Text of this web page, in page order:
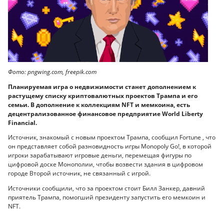
Фото: pngwing.com, freepik.com
Планируемая игра о недвижимости станет дополнением к
растущему списку криптовалютных проектов Трампа и его
семьи. В дополнение к коллекциям NFT и мемкоина, есть
децентрализованное финансовое предприятие World Liberty
Financial.
Источник, знакомый с новым проектом Трампа, сообщил Fortune , что
он представляет собой разновидность игры Monopoly Go!, в которой
игроки зарабатывают игровые деньги, перемещая фигуры по
цифровой доске Монополии, чтобы возвести здания в цифровом
городе Второй источник, не связанный с игрой.
Источники сообщили, что за проектом стоит Билл Занкер, давний
приятель Трампа, помогший президенту запустить его мемкоин и
NFT.